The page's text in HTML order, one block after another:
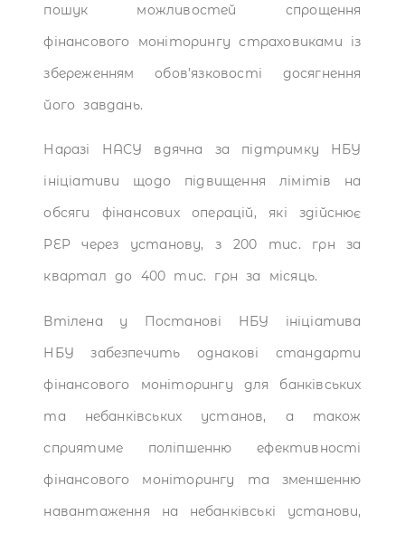
пошук можливостей спрощення
фінансового моніторингу страховиками із
збереженням обов’язковості досягнення
його завдань.
Наразі НАСУ вдячна за підтримку НБУ
ініціативи щодо підвищення лімітів на
обсяги фінансових операцій, які здійснює
PEP через установу, з 200 тис. грн за
квартал до 400 тис. грн за місяць.
Втілена у Постанові НБУ ініціатива
НБУ забезпечить однакові стандарти
фінансового моніторингу для банківських
та небанківських установ, а також
сприятиме поліпшенню ефективності
фінансового моніторингу та зменшенню
навантаження на небанківські установи,